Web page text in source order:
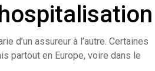
d’un assureur à l’autre. Certaines
partout en Europe, voire dans le